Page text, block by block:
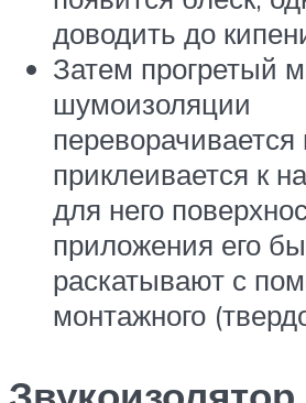
доводить до
Затем прогретый
шумоизоляции
переворачивается
приклеивается к
для него
приложения его
раскатывают с
монтажного